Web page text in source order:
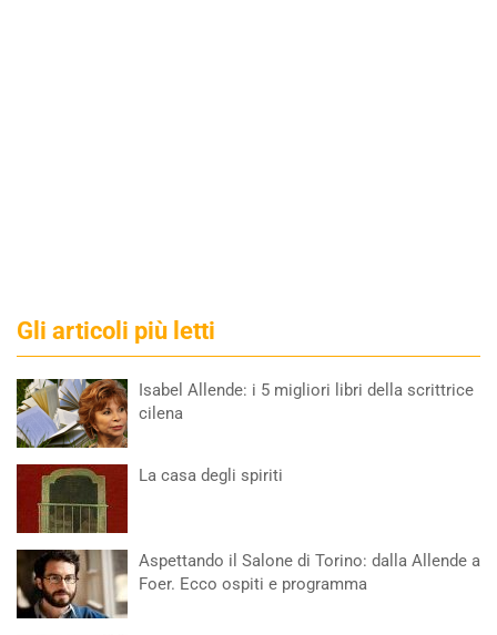
Gli articoli più letti
Isabel Allende: i 5 migliori libri della scrittrice
cilena
La casa degli spiriti
Aspettando il Salone di Torino: dalla Allende a
Foer. Ecco ospiti e programma